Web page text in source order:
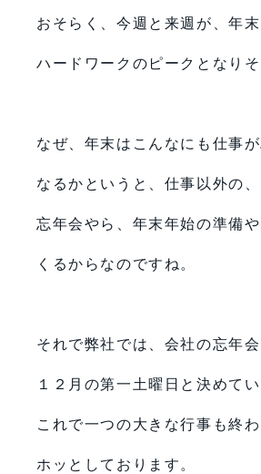
おそらく、今週と来週が、年
ハードワークのピークとなりそ
なぜ、年末はこんなにも仕事
なるかというと、仕事以外の
忘年会やら、年末年始の準備
くるからなのですね。
それで弊社では、会社の忘年
１２月の第一土曜日と決めてい
これで一つの大きな行事も終
ホッとしております。